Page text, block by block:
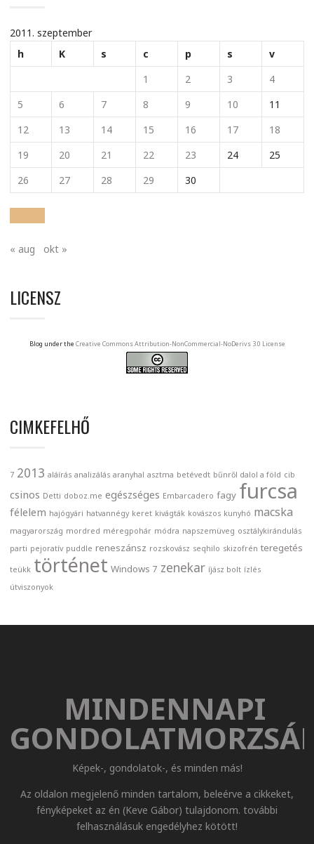
2011. szeptember
h
K s c p s
v
1
2 3
4
5
6 7 8 9 10
11
12
13 14 15 16 17
18
19
20 21 22 23 24
25
26
27 28 29 30
« aug okt »
LICENSZ
Blog under the Creative Commons Attribution-NonCommercial-NoDerivs 3.0 License
CIMKEFELHŐ
7 2013 aláírás analizálás aranyhal asztma betévedt bűnről dalol a föld cib
csinos Detti doboz.me egészséges Embarcadero fagy furcsa
félelem hajógyári hatvannégy keret kivágták kovászos kunyhó macska
magyarország mordred méregpohár módra napszemüveg osztálykirándulás
parti pejoratív puddle reneszánsz rozskovász seqhilo skizofrén teregetés
teükk történet Windows 7 zenekar íjász bolt ízlés
útviszonyok
MINDENNAPI
Képek-, gondolatok-, és minden más!
Az oldalon megjelenő minden tartalom, beleérve a cikkeket,
fényképeket az én (Keve Gábor) tulajdonom. további
felhasználásuk engedélyhez kötött!